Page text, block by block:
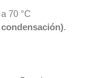
70 °C
.